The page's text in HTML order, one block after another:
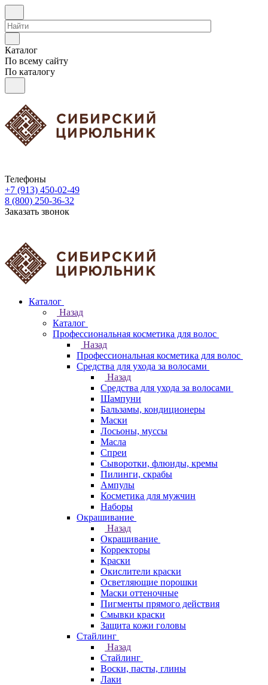
Каталог
По всему сайту
По каталогу
Телефоны
+7 (913) 450-02-49
8 (800) 250-36-32
Заказать звонок
Каталог
Назад
Каталог
Профессиональная косметика для волос
Назад
Профессиональная косметика для волос
Средства для ухода за волосами
Назад
Средства для ухода за волосами
Шампуни
Бальзамы, кондиционеры
Маски
Лосьоны, муссы
Масла
Спреи
Сыворотки, флюиды, кремы
Пилинги, скрабы
Ампулы
Косметика для мужчин
Наборы
Окрашивание
Назад
Окрашивание
Корректоры
Краски
Окислители краски
Осветляющие порошки
Маски оттеночные
Пигменты прямого действия
Смывки краски
Защита кожи головы
Стайлинг
Назад
Стайлинг
Воски, пасты, глины
Лаки